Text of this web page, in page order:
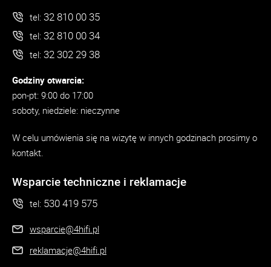
tel: 32 810 00 35
tel: 32 810 00 34
tel: 32 302 29 38
Godziny otwarcia:
pon-pt: 9:00 do 17:00
soboty, niedziele: nieczynne
W celu umówienia się na wizytę w innych godzinach prosimy o
kontakt.
Wsparcie techniczne i reklamacje
tel: 530 419 575
wsparcie@4hifi.pl
reklamacje@4hifi.pl